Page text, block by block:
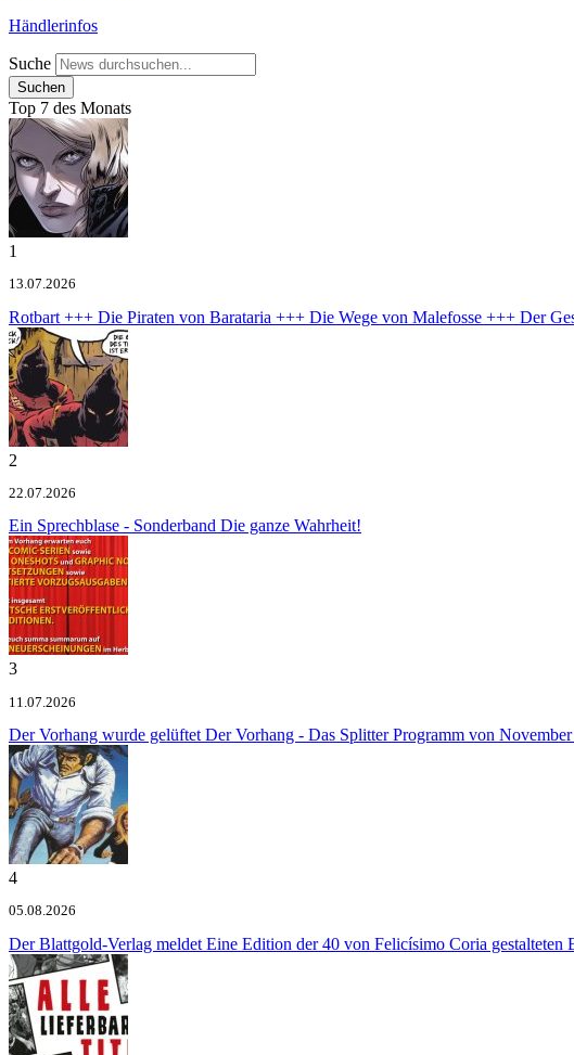
Händlerinfos
Suche
Top 7 des Monats
1
13.07.2026
Rotbart +++ Die Piraten von Barataria +++ Die Wege von Malefosse +++ Der
2
22.07.2026
Ein Sprechblase - Sonderband Die ganze Wahrheit!
3
11.07.2026
Der Vorhang wurde gelüftet Der Vorhang - Das Splitter Programm von
4
05.08.2026
Der Blattgold-Verlag meldet Eine Edition der 40 von Felicísimo Coria